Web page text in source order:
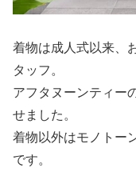
着物は成人式以来、
タッフ。
アフタヌーンティー
せました。
着物以外はモノトー
です。